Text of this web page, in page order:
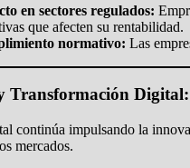
en sectores regulados:
que afecten su rentabilidad.
normativo: Las
Transformación
continúa impulsando la
mercados.